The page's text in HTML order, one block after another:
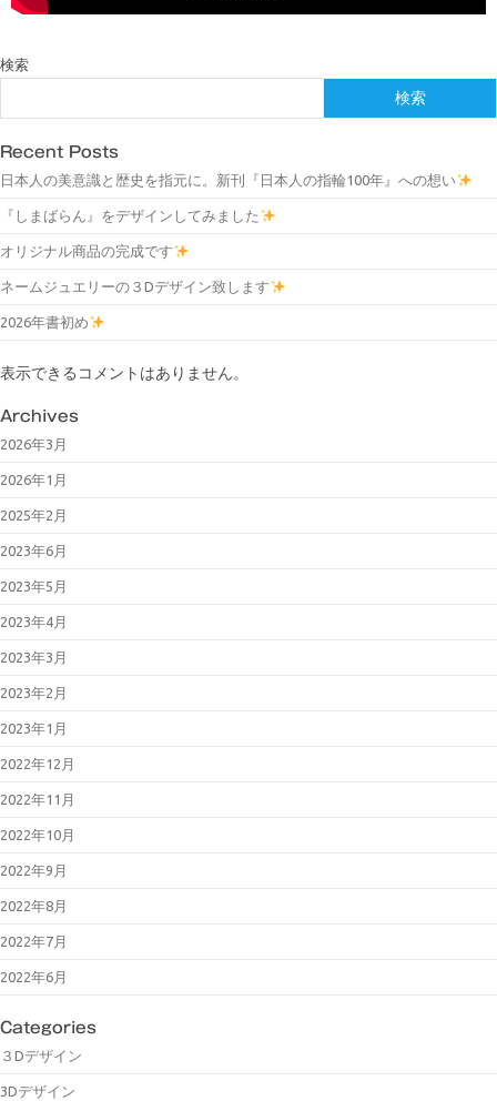
検索
検索
Recent Posts
日本人の美意識と歴史を指元に。新刊『日本人の指輪100年』への想い
『しまばらん』をデザインしてみました
オリジナル商品の完成です
ネームジュエリーの３Dデザイン致します
2026年書初め
表示できるコメントはありません。
Archives
2026年3月
2026年1月
2025年2月
2023年6月
2023年5月
2023年4月
2023年3月
2023年2月
2023年1月
2022年12月
2022年11月
2022年10月
2022年9月
2022年8月
2022年7月
2022年6月
Categories
３Dデザイン
3Dデザイン